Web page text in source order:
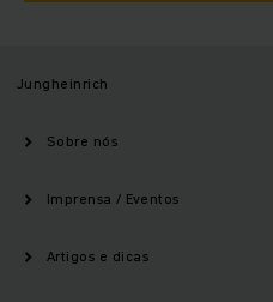
Jungheinrich
Sobre nós
Imprensa / Eventos
Artigos e dicas